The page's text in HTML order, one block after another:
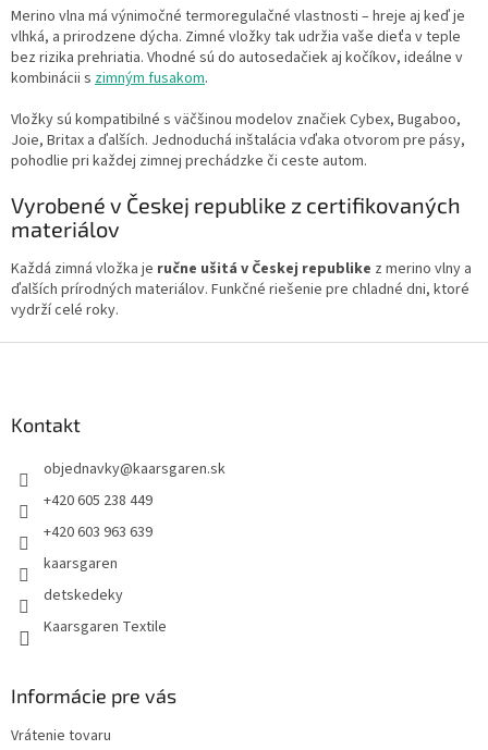
d
a
c
p
r
v
y
v
p
i
Merino vlna má výnimočné termoregulačné vlastnosti – hreje aj keď je
vlhká, a prirodzene dýcha. Zimné vložky tak udržia vaše dieťa v teple
bez rizika prehriatia. Vhodné sú do autosedačiek aj kočíkov, ideálne v
kombinácii s zimným fusakom.
Vložky sú kompatibilné s väčšinou modelov značiek Cybex, Bugaboo,
Joie, Britax a ďalších. Jednoduchá inštalácia vďaka otvorom pre pásy,
pohodlie pri každej zimnej prechádzke či ceste autom.
Vyrobené v Českej republike z certifikovaných
materiálov
Každá zimná vložka je ručne ušitá v Českej republike z merino vlny a
ďalších prírodných materiálov. Funkčné riešenie pre chladné dni, ktoré
vydrží celé roky.
Kontakt
objednavky@kaarsgaren.sk
+420 605 238 449
+420 603 963 639
kaarsgaren
detskedeky
Kaarsgaren Textile
Informácie pre vás
Vrátenie tovaru